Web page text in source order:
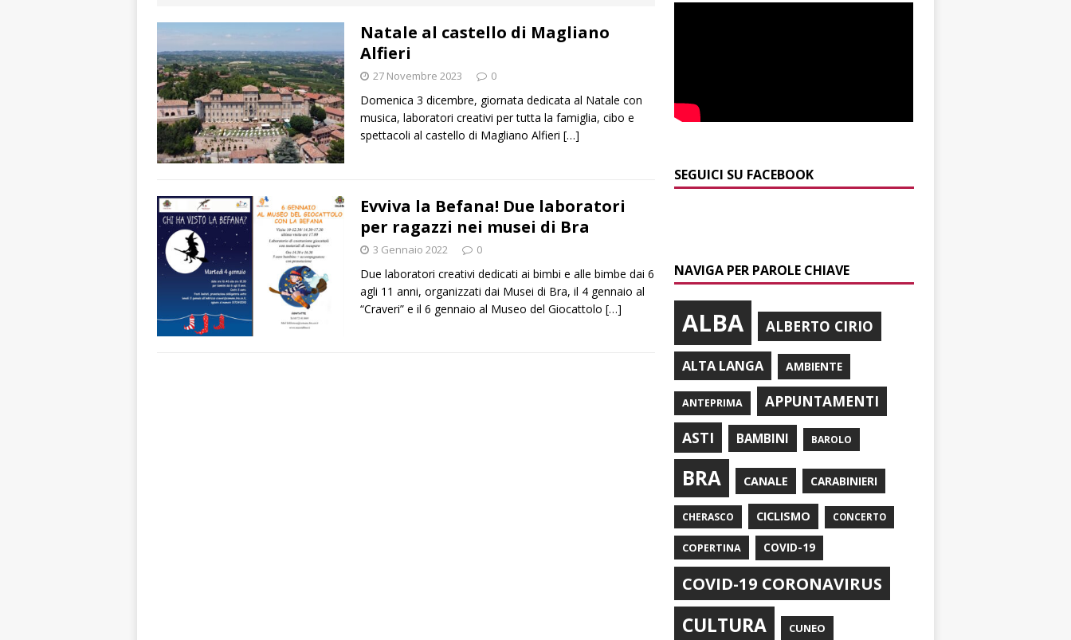
[ 8 Agosto 2026 ]
ITINERARI / Trenta chilometri su due ruote lungo il Belbo
LANGHE
[ 8 Agosto 2026 ]
Cuneo, stretta della Polizia: controlli, denunce e lotta al
degrado
CRONACA
paese attivo
LANGHE
[ 9 Agosto 2026 ]
Succede a Trofarello, vede un ladro attraverso la telecamera e
lo fa arrestare
CRONACA
Natale al castello di Magliano
Alfieri
27 Novembre 2023 0
Domenica 3 dicembre, giornata dedicata al Natale con
musica, laboratori creativi per tutta la famiglia, cibo e
spettacoli al castello di Magliano Alfieri […]
Evviva la Befana! Due laboratori
per ragazzi nei musei di Bra
3 Gennaio 2022 0
Due laboratori creativi dedicati ai bimbi e alle bimbe dai 6
agli 11 anni, organizzati dai Musei di Bra, il 4 gennaio al
“Craveri” e il 6 gennaio al Museo del Giocattolo […]
SEGUICI SU FACEBOOK
NAVIGA PER PAROLE CHIAVE
ALBA ALBERTO CIRIO
ALTA LANGA AMBIENTE
ANTEPRIMA
APPUNTAMENTI
ASTI
BAMBINI BAROLO
BRA CANALE CARABINIERI
CHERASCO CICLISMO CONCERTO
COPERTINA COVID-19
COVID-19 CORONAVIRUS
CULTURA CUNEO